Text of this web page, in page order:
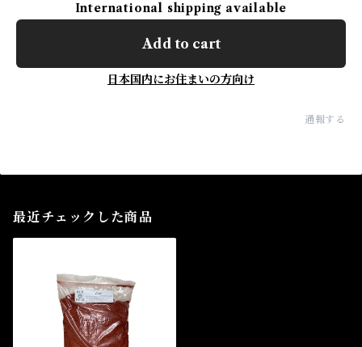
International shipping available
Add to cart
日本国内にお住まいの方向け
通報する
最近チェックした商品